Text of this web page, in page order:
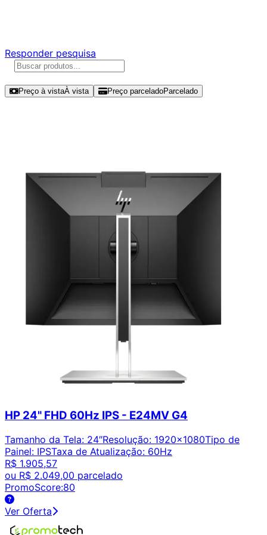
Responder pesquisa
Preço à vistaÀ vista Preço parceladoParcelado
HP 24" FHD 60Hz IPS - E24MV G4
Tamanho da Tela: 24″Resolução: 1920x1080Tipo de
Painel: IPSTaxa de Atualização: 60Hz
R$ 1.905,57
ou R$ 2.049,00 parcelado
PromoScore:80
Ver Oferta